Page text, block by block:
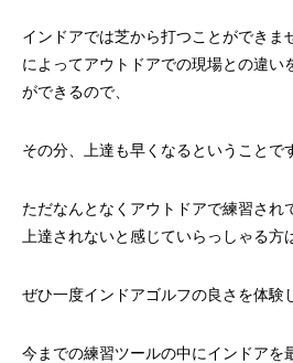
インドアでは芝から打つことができま
によってアウトドアでの現場との違い
ができるので、
その分、上達も早くなるということで
ただなんとなくアウトドアで練習され
上達されないと感じていらっしゃる方
ぜひ一度インドアゴルフの良さを体験
今までの練習ツールの中にインドアを